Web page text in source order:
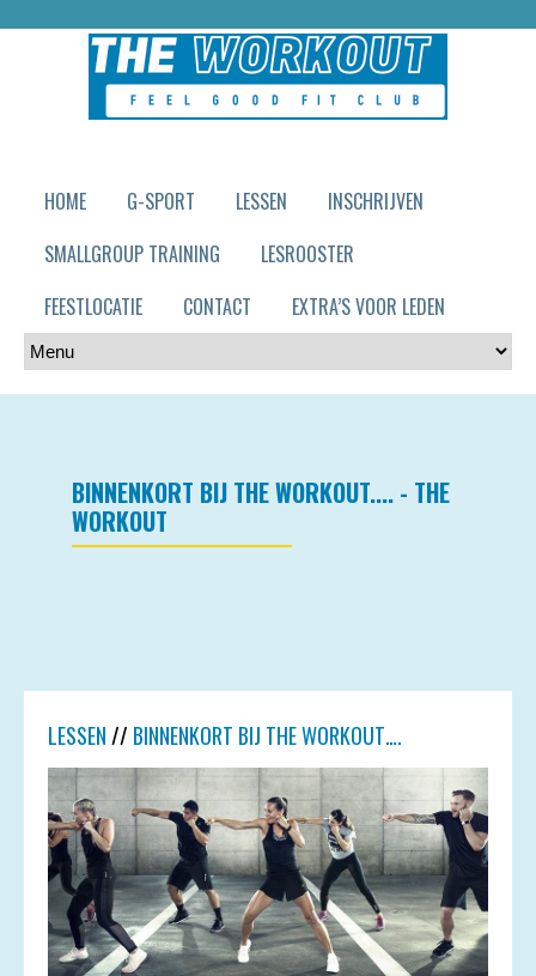
HOME G-SPORT LESSEN
INSCHRIJVEN
SMALLGROUP TRAINING
LESROOSTER
FEESTLOCATIE
CONTACT EXTRA’S VOOR LEDEN
BINNENKORT BIJ THE WORKOUT.... - THE
WORKOUT
LESSEN// BINNENKORT BIJ THE WORKOUT….